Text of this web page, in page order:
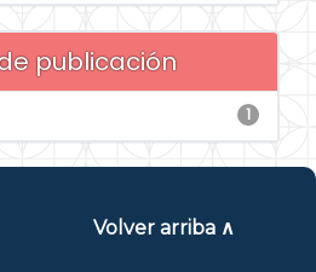
publicación
1
Volver arriba ∧